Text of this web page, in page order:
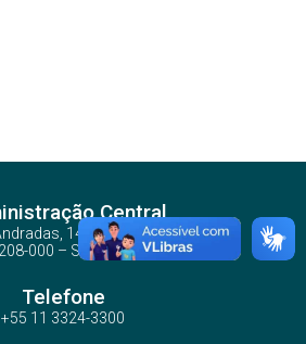
Central
140 - Santa Ifigênia
000 – São Paulo – SP
Telefone
+55 11 3324-3300